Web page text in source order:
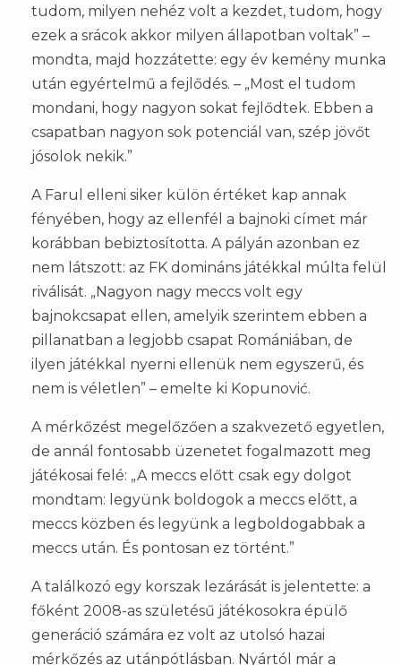
tudom, milyen nehéz volt a kezdet, tudom, hogy
ezek a srácok akkor milyen állapotban voltak” –
mondta, majd hozzátette: egy év kemény munka
után egyértelmű a fejlődés. – „Most el tudom
mondani, hogy nagyon sokat fejlődtek. Ebben a
csapatban nagyon sok potenciál van, szép jövőt
jósolok nekik.”
A Farul elleni siker külön értéket kap annak
fényében, hogy az ellenfél a bajnoki címet már
korábban bebiztosította. A pályán azonban ez
nem látszott: az FK domináns játékkal múlta felül
riválisát. „Nagyon nagy meccs volt egy
bajnokcsapat ellen, amelyik szerintem ebben a
pillanatban a legjobb csapat Romániában, de
ilyen játékkal nyerni ellenük nem egyszerű, és
nem is véletlen” – emelte ki Kopunović.
A mérkőzést megelőzően a szakvezető egyetlen,
de annál fontosabb üzenetet fogalmazott meg
játékosai felé: „A meccs előtt csak egy dolgot
mondtam: legyünk boldogok a meccs előtt, a
meccs közben és legyünk a legboldogabbak a
meccs után. És pontosan ez történt.”
A találkozó egy korszak lezárását is jelentette: a
főként 2008-as születésű játékosokra épülő
generáció számára ez volt az utolsó hazai
mérkőzés az utánpótlásban. Nyártól már a